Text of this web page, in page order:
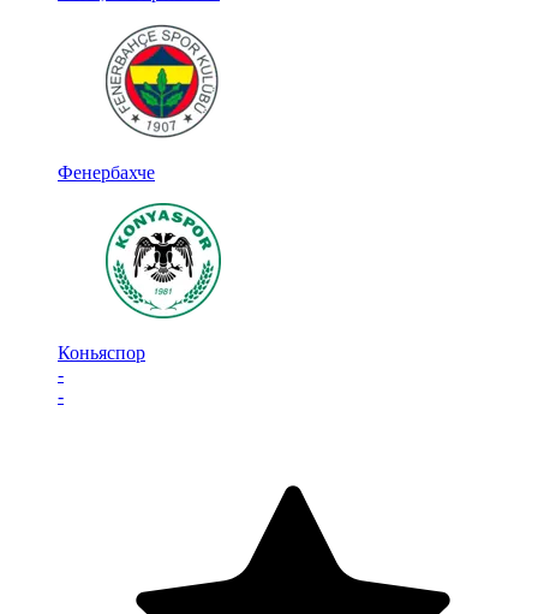
Фенербахче
Коньяспор
-
-